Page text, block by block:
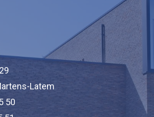
Latem
50